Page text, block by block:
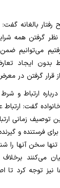
بالغانه گفت:
گرفتن همه
می‌توانیم
بدون ایجاد
قرار گرفتن در
ارتباط و شرط
گفت: ارتباط
توصیف زمانی
فرستنده و
تنها سخن آنها
می‌کنند برخلاف
نیز توجه کرد تا